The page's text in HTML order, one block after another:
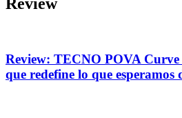
Review
Review: TECNO POVA Curve
que redefine lo que esperamos